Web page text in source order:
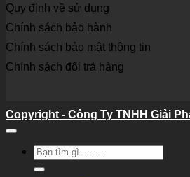
Quy định về sử dụng
Chính sách bảo hành
Chính sách bảo mật thông tin
Chính sách đổi trả hàng
Copyright - Công Ty TNHH Giải
Tìm
kiếm: